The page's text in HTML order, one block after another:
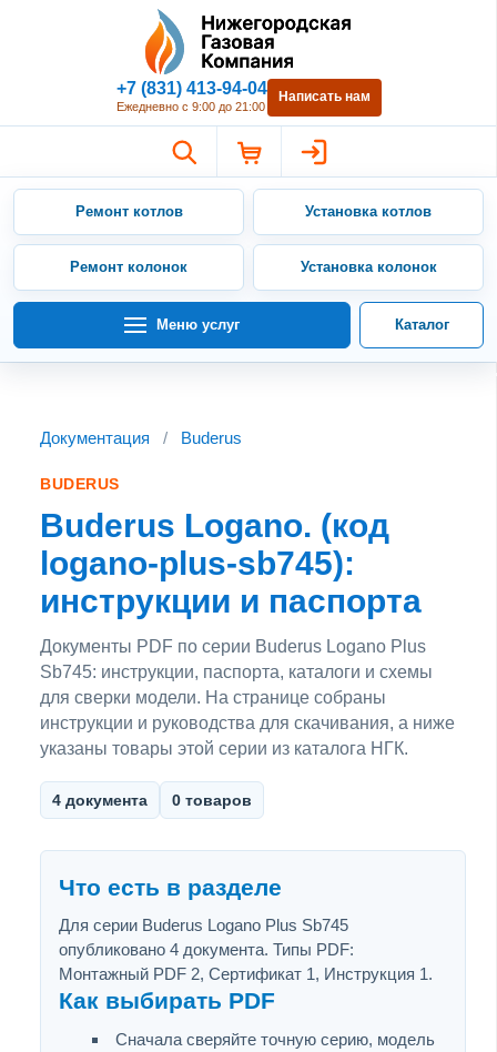
Нижегородская Газовая
+7 (831) 413-94-04
Ежедневно с 9:00 до 21:00
Написать нам
Ремонт котлов Установка котлов
Ремонт колонок Установка колонок
Меню услуг Каталог
Документация / Buderus
BUDERUS
Buderus Logano. (код
logano-plus-sb745):
инструкции и паспорта
Документы PDF по серии Buderus Logano Plus
Sb745: инструкции, паспорта, каталоги и схемы
для сверки модели. На странице собраны
инструкции и руководства для скачивания, а ниже
указаны товары этой серии из каталога НГК.
4 документа 0 товаров
Что есть в разделе
Для серии Buderus Logano Plus Sb745
опубликовано 4 документа. Типы PDF:
Монтажный PDF 2, Сертификат 1, Инструкция 1.
Как выбирать PDF
Сначала сверяйте точную серию, модель